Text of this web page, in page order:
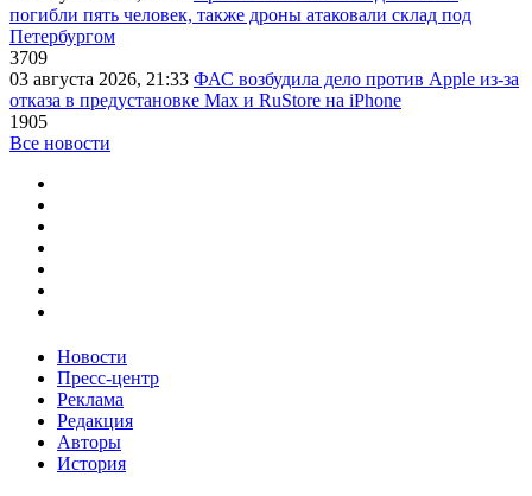
погибли пять человек, также дроны атаковали склад под
Петербургом
3709
03 августа 2026, 21:33 ФАС возбудила дело против Apple из-за
отказа в предустановке Max и RuStore на iPhone
1905
Все новости
Новости
Пресс-центр
Реклама
Редакция
Авторы
История